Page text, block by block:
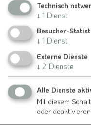
Sport und Freizeit
13.09.26
Kirchweihschießen
Raitenbuch
Sport und Freizeit
20.09.26
Kirchweihschießen
Technisch
↓ 1 Dienst
Besucher-
↓ 1 Dienst
Externe Dienste
↓ 2 Dienste
Alle Dienste
Mit diesem
oder deaktivieren.